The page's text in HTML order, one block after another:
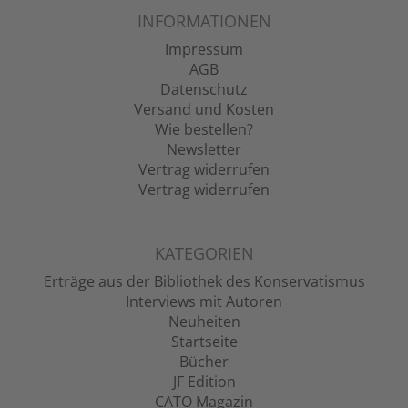
INFORMATIONEN
Impressum
AGB
Datenschutz
Versand und Kosten
Wie bestellen?
Newsletter
Vertrag widerrufen
Vertrag widerrufen
KATEGORIEN
Erträge aus der Bibliothek des Konservatismus
Interviews mit Autoren
Neuheiten
Startseite
Bücher
JF Edition
CATO Magazin